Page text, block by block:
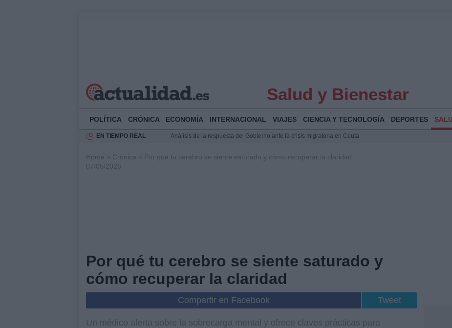
Salud y Bienestar
POLÍTICA CRÓNICA ECONOMÍA INTERNACIONAL VIAJES CIENCIA Y TECNOLOGÍA DEPORTES
EN TIEMPO REAL
Análisis de la respuesta del Gobierno ante la crisis migratoria en Ceuta
Felipe VI recibe a Juan Jesús Vivas en Palma para analizar la situación en Ceuta
Home » Crónica » Por qué tu cerebro se siente saturado y cómo recuperar la claridad
07/05/2026
Por qué tu cerebro se siente saturado y
cómo recuperar la claridad
Compartir en Facebook Tweet
Un médico alerta sobre la sobrecarga mental y ofrece claves prácticas para